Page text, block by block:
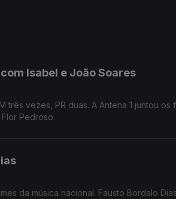
Isabel e João Soares
três vezes, PR duas. A Antena 1 juntou
Pedroso.
da música nacional. Fausto Bordalo